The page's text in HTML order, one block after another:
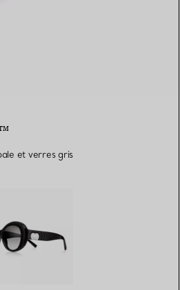
et verres gris